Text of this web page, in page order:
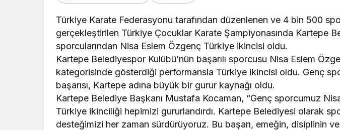
Türkiye Karate Federasyonu tarafından düzenlenen ve 4 bin 500
gerçekleştirilen Türkiye Çocuklar Karate Şampiyonasında Kartepe
sporcularından Nisa Eslem Özgenç Türkiye ikincisi oldu.
Kartepe Belediyespor Kulübü’nün başarılı sporcusu Nisa Eslem
kategorisinde gösterdiği performansla Türkiye ikincisi oldu. Genç
başarısı, Kartepe adına büyük bir gurur kaynağı oldu.
Kartepe Belediye Başkanı Mustafa Kocaman, “Genç sporcumuz
Türkiye ikinciliği hepimizi gururlandırdı. Kartepe Belediyesi olarak
desteğimizi her zaman sürdürüyoruz. Bu başarı, emeğin, disiplinin